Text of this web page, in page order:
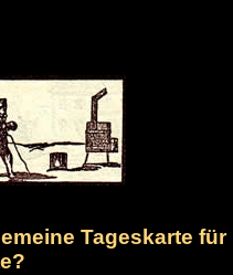
Tageskarte für